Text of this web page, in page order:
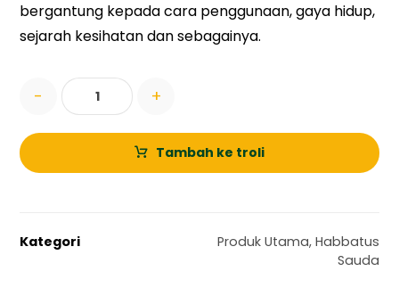
bergantung kepada cara penggunaan, gaya hidup,
sejarah kesihatan dan sebagainya.
- +
Tambah ke troli
Kategori Produk Utama, Habbatus
Sauda